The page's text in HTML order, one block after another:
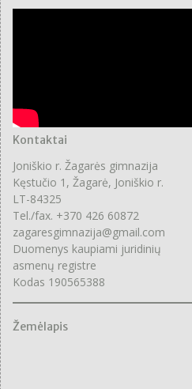
Kontaktai
Joniškio r. Žagarės gimnazija
Kęstučio 1, Žagarė, Joniškio r.
LT-84325
Tel./fax. +370 426 60872
zagaresgimnazija@gmail.com
Duomenys kaupiami juridinių
asmenų registre
Kodas 190565388
Žemėlapis